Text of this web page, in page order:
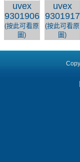
uvex
9301906
(按此可看原
圖)
uvex
9301917
(按此可看原
圖)